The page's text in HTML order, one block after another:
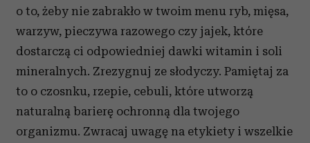
o to, żeby nie zabrakło w twoim menu ryb, mięsa,
warzyw, pieczywa razowego czy jajek, które
dostarczą ci odpowiedniej dawki witamin i soli
mineralnych. Zrezygnuj ze słodyczy. Pamiętaj za
to o czosnku, rzepie, cebuli, które utworzą
naturalną barierę ochronną dla twojego
organizmu. Zwracaj uwagę na etykiety i wszelkie